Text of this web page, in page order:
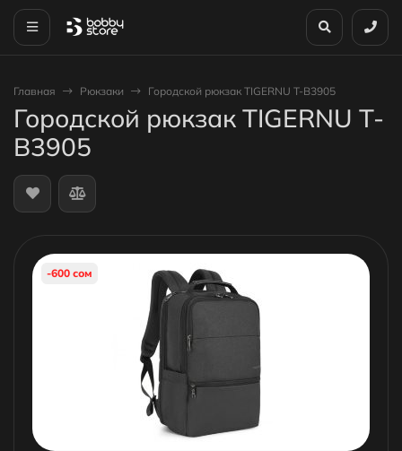
Главная Рюкзаки Городской рюкзак TIGERNU T-B3905
Городской рюкзак TIGERNU T-
B3905
-600 сом